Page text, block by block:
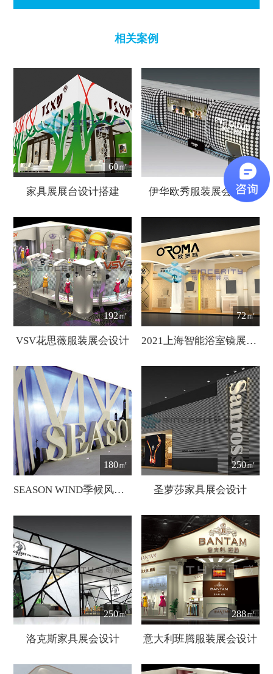
相关案例
60㎡
家具展展台设计搭建
216㎡
伊华欧秀服装展会设计
192㎡
VSV花思薇服装展会设计
72㎡
2021上海智能浴室镜展【中国国际智能卫浴展】
180㎡
SEASON WIND季候风服装展展会设计
250㎡
圣萝莎家具展会设计
250㎡
洛克斯家具展会设计
288㎡
意大利班腾服装展会设计